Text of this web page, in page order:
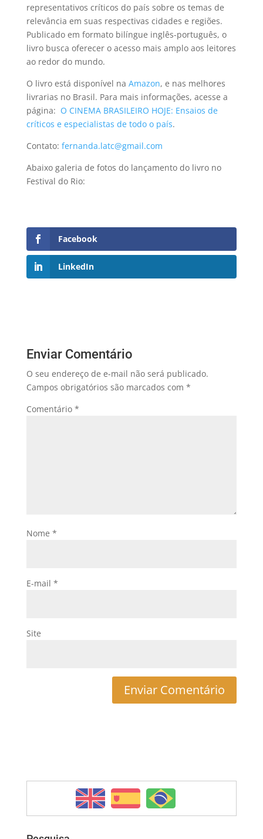
representativos críticos do país sobre os temas de
relevância em suas respectivas cidades e regiões.
Publicado em formato bilíngue inglês-português, o
livro busca oferecer o acesso mais amplo aos leitores
ao redor do mundo.
O livro está disponível na Amazon, e nas melhores
livrarias no Brasil. Para mais informações, acesse a
página: O CINEMA BRASILEIRO HOJE: Ensaios de
críticos e especialistas de todo o país.
Contato: fernanda.latc@gmail.com
Abaixo galeria de fotos do lançamento do livro no
Festival do Rio:
Facebook
LinkedIn
Enviar Comentário
O seu endereço de e-mail não será publicado.
Campos obrigatórios são marcados com *
Comentário *
Nome *
E-mail *
Site